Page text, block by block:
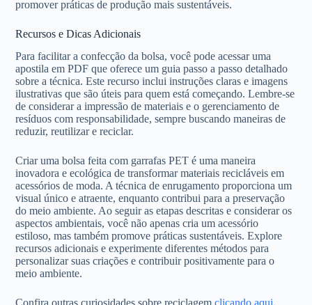
promover práticas de produção mais sustentáveis.
Recursos e Dicas Adicionais
Para facilitar a confecção da bolsa, você pode acessar uma
apostila em PDF que oferece um guia passo a passo detalhado
sobre a técnica. Este recurso inclui instruções claras e imagens
ilustrativas que são úteis para quem está começando. Lembre-se
de considerar a impressão de materiais e o gerenciamento de
resíduos com responsabilidade, sempre buscando maneiras de
reduzir, reutilizar e reciclar.
Criar uma bolsa feita com garrafas PET é uma maneira
inovadora e ecológica de transformar materiais recicláveis em
acessórios de moda. A técnica de enrugamento proporciona um
visual único e atraente, enquanto contribui para a preservação
do meio ambiente. Ao seguir as etapas descritas e considerar os
aspectos ambientais, você não apenas cria um acessório
estiloso, mas também promove práticas sustentáveis. Explore
recursos adicionais e experimente diferentes métodos para
personalizar suas criações e contribuir positivamente para o
meio ambiente.